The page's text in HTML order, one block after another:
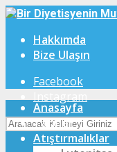
Hakkımda
Bize Ulaşın
Facebook
Instagram
Anasayfa
Tarifler
Atıştırmalıklar